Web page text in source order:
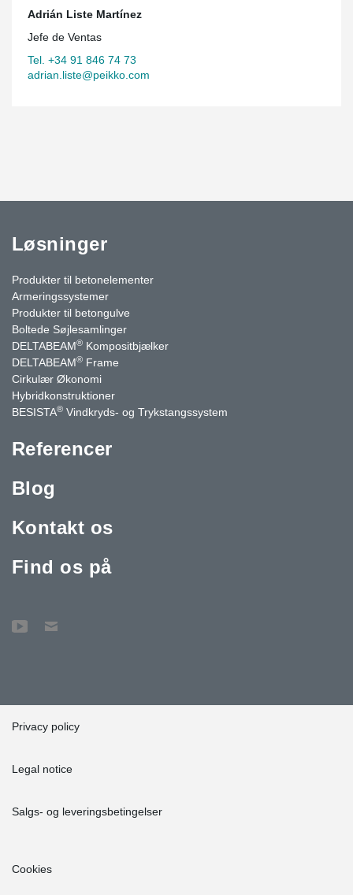
Adrián Liste Martínez
Jefe de Ventas
Tel. +34 91 846 74 73
adrian.liste@peikko.com
Løsninger
Produkter til betonelementer
Armeringssystemer
Produkter til betongulve
Boltede Søjlesamlinger
DELTABEAM® Kompositbjælker
DELTABEAM® Frame
Cirkulær Økonomi
Hybridkonstruktioner
BESISTA® Vindkryds- og Trykstangssystem
Referencer
Blog
Kontakt os
Find os på
Privacy policy
Legal notice
Salgs- og leveringsbetingelser
Cookies